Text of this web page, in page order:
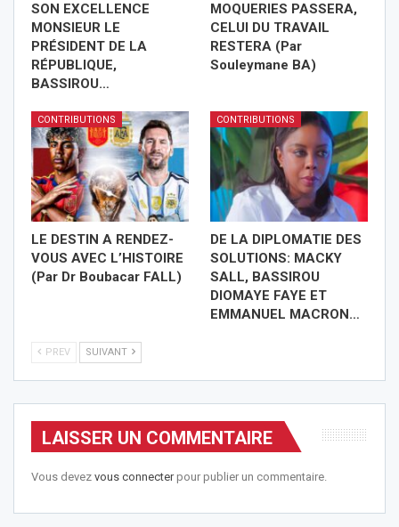
SON EXCELLENCE
MONSIEUR LE
PRÉSIDENT DE LA
RÉPUBLIQUE,
BASSIROU…
MOQUERIES PASSERA,
CELUI DU TRAVAIL
RESTERA (Par
Souleymane BA)
CONTRIBUTIONS
LE DESTIN A RENDEZ-
VOUS AVEC L’HISTOIRE
(Par Dr Boubacar FALL)
CONTRIBUTIONS
DE LA DIPLOMATIE DES
SOLUTIONS: MACKY
SALL, BASSIROU
DIOMAYE FAYE ET
EMMANUEL MACRON…
PREV SUIVANT
LAISSER UN COMMENTAIRE
Vous devez vous connecterpour publier un commentaire.